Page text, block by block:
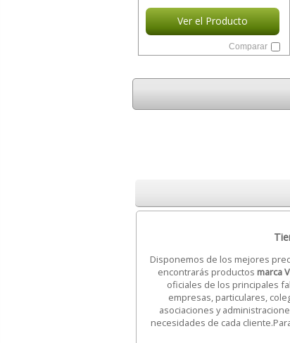
Ver el Producto
Comparar
Disponemos de los mejores
encontrarás productos marca
oficiales de los principales
empresas, particulares,
asociaciones y
necesidades de cada